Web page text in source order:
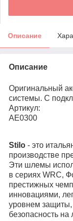
Описание
Описание
Оригинальный
системы. С
Артикул:
AE0300
Stilo - это
производстве
Эти шлемы
в сериях WRC,
престижных
инновациями,
уровнем
безопасность